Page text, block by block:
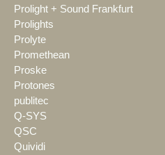
Prolight + Sound Frankfurt
Prolights
Prolyte
Promethean
Proske
Protones
publitec
Q-SYS
QSC
Quividi